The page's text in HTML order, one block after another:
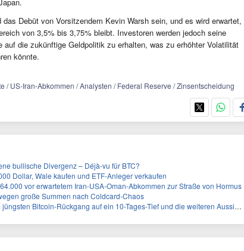
Debüt von Vorsitzendem Kevin Warsh sein, und es wird erwartet,
von 3,5% bis 3,75% bleibt. Investoren werden jedoch seine
auf die zukünftige Geldpolitik zu erhalten, was zu erhöhter Volatilität
könnte.
/ US-Iran-Abkommen / Analysten / Federal Reserve / Zinsentscheidung
bullische Divergenz – Déjà-vu für BTC?
Dollar, Wale kaufen und ETF-Anleger verkaufen
vor erwartetem Iran-USA-Oman-Abkommen zur Straße von Hormus
große Summen nach Coldcard-Chaos
Bitcoin-Rückgang auf ein 10-Tages-Tief und die weiteren Aussichten